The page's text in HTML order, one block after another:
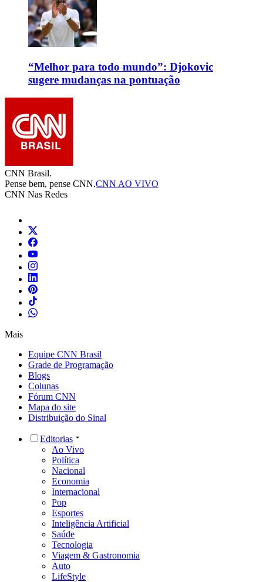
“Melhor para todo mundo”: Djokovic
sugere mudanças na pontuação
CNN Brasil.
Pense bem, pense CNN.CNN AO VIVO
CNN Nas Redes
Mais
Equipe CNN Brasil
Grade de Programação
Blogs
Colunas
Fórum CNN
Mapa do site
Distribuição do Sinal
Editorias
Ao Vivo
Política
Nacional
Economia
Internacional
Pop
Esportes
Inteligência Artificial
Saúde
Tecnologia
Viagem & Gastronomia
Auto
LifeStyle